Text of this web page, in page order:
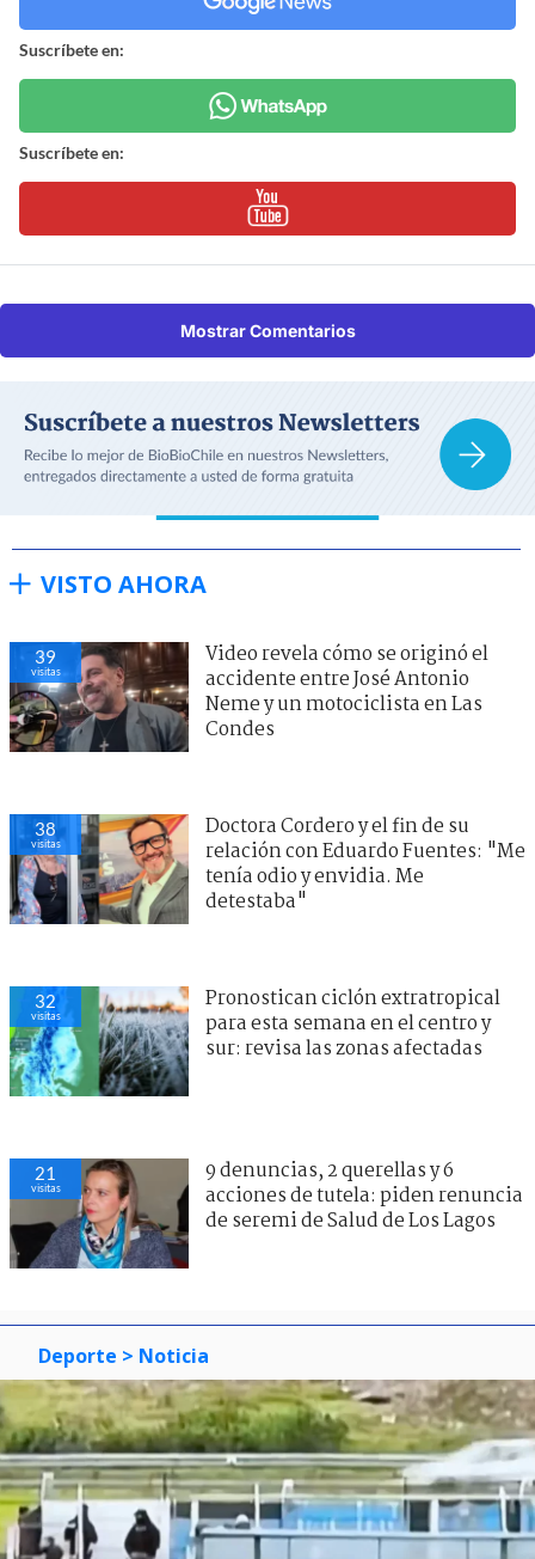
Suscríbete en:
Suscríbete en:
Mostrar Comentarios
VISTO AHORA
39
visitas
Video revela cómo se originó el
accidente entre José Antonio
Neme y un motociclista en Las
Condes
38
visitas
Doctora Cordero y el fin de su
relación con Eduardo Fuentes: "Me
tenía odio y envidia. Me
detestaba"
32
visitas
Pronostican ciclón extratropical
para esta semana en el centro y
sur: revisa las zonas afectadas
21
visitas
9 denuncias, 2 querellas y 6
acciones de tutela: piden renuncia
de seremi de Salud de Los Lagos
Deporte > Noticia